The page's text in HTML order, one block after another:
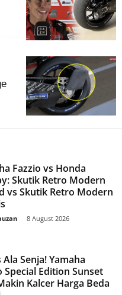
Fazzio vs Honda
Skutik Retro Modern
vs Skutik Retro Modern
8 August 2026
Ala Senja! Yamaha
Special Edition Sunset
Kalcer Harga Beda